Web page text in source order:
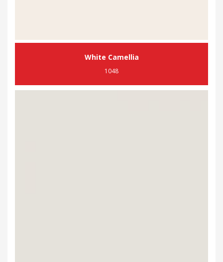
White Camellia
1048